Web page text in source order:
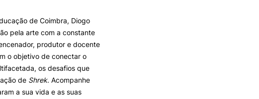
FACTORY CANDIDATURAS
Processo
Propinas e Taxas
Calendário
Listas de Seriação e de
de Coimbra, Diogo
pela arte com a constante
produtor e docente
o objetivo de conectar o
os desafios que
de Shrek. Acompanhe
a sua vida e as suas